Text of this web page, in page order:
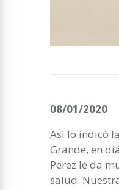
08/01/2020
Así lo indicó
Grande, en
Perez le da
salud.